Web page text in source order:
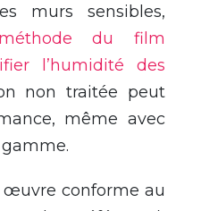
murs sensibles,
méthode du film
l’humidité des
non traitée peut
même avec
conforme au